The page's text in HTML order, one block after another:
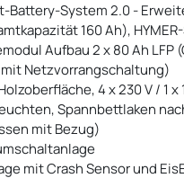
Battery-System 2.0 -
160 Ah),
Aufbau 2 x 80 Ah LFP
mit Netzvorrangschaltung)
4 x 230 V / 1 x
Spannbettlaken
mit Bezug)
mit Crash Sensor und